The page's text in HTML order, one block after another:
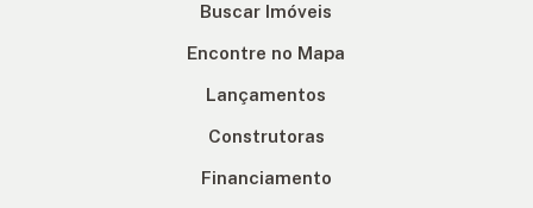
Buscar Imóveis
Encontre no Mapa
Lançamentos
Construtoras
Financiamento